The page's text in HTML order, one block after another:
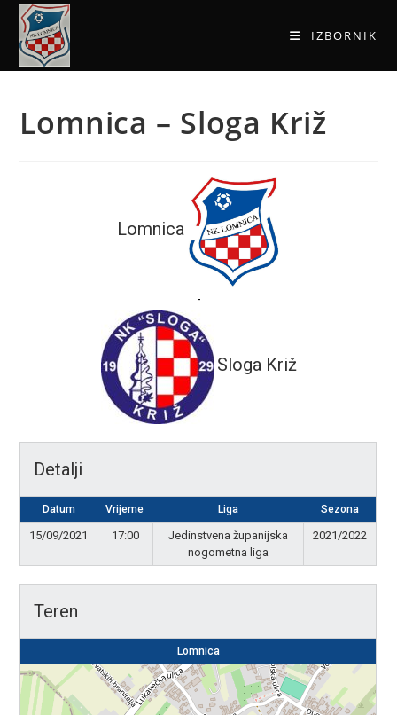
IZBORNIK
Lomnica – Sloga Križ
Lomnica
-
Sloga Križ
Detalji
Datum Vrijeme Liga Sezona
15/09/2021 17:00
Jedinstvena županijska
nogometna liga
2021/2022
Teren
Lomnica